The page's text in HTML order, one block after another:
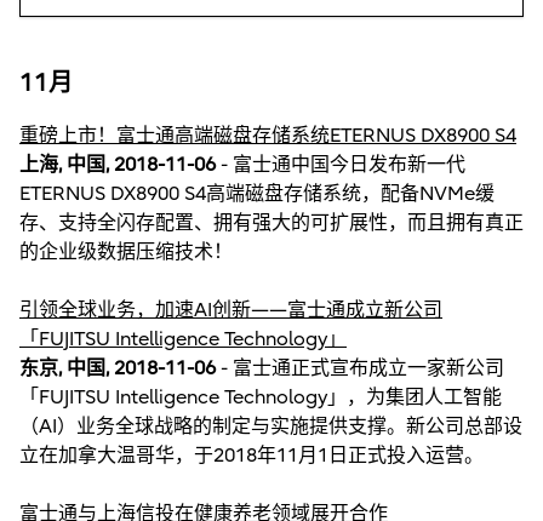
11月
重磅上市！富士通高端磁盘存储系统ETERNUS DX8900 S4
上海, 中国, 2018-11-06- 富士通中国今日发布新一代
ETERNUS DX8900 S4高端磁盘存储系统，配备NVMe缓
存、支持全闪存配置、拥有强大的可扩展性，而且拥有真正
的企业级数据压缩技术！
引领全球业务，加速AI创新——富士通成立新公司
「FUJITSU Intelligence Technology」
东京, 中国, 2018-11-06- 富士通正式宣布成立一家新公司
「FUJITSU Intelligence Technology」，为集团人工智能
（AI）业务全球战略的制定与实施提供支撑。新公司总部设
立在加拿大温哥华，于2018年11月1日正式投入运营。
富士通与上海信投在健康养老领域展开合作